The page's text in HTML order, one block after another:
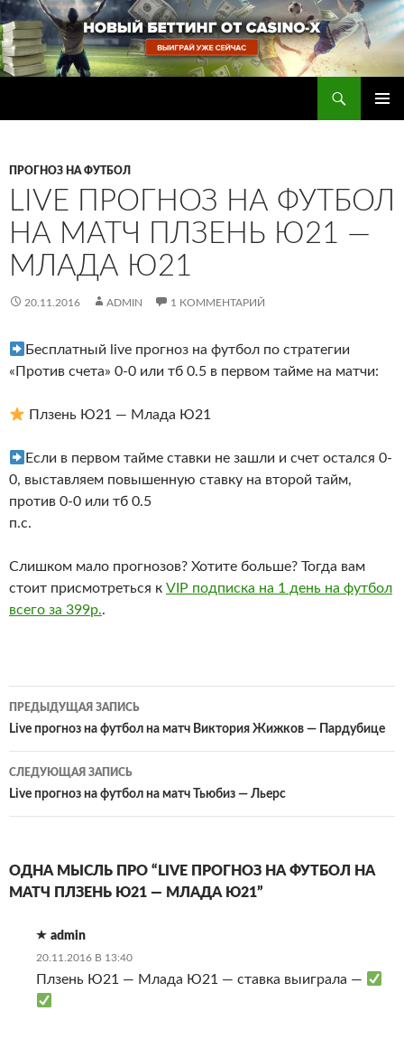
Перейти
к
содержимому
ПРОГНОЗ НА ФУТБОЛ
LIVE ПРОГНОЗ НА ФУТБОЛ
НА МАТЧ ПЛЗЕНЬ Ю21 —
МЛАДА Ю21
20.11.2016 ADMIN 1 КОММЕНТАРИЙ
Бесплатный live прогноз на футбол по стратегии
«Против счета» 0-0 или тб 0.5 в первом тайме на матчи:
Плзень Ю21 — Млада Ю21
Если в первом тайме ставки не зашли и счет остался 0-
0, выставляем повышенную ставку на второй тайм,
против 0-0 или тб 0.5
п.с.
Слишком мало прогнозов? Хотите больше? Тогда вам
стоит присмотреться к VIP подписка на 1 день на футбол
всего за 399р..
Навигация
по
записям
ПРЕДЫДУЩАЯ ЗАПИСЬ
Live прогноз на футбол на матч Виктория Жижков — Пардубице
СЛЕДУЮЩАЯ ЗАПИСЬ
Live прогноз на футбол на матч Тьюбиз — Льерс
ОДНА МЫСЛЬ ПРО “LIVE ПРОГНОЗ НА ФУТБОЛ НА
МАТЧ ПЛЗЕНЬ Ю21 — МЛАДА Ю21”
admin
20.11.2016 В 13:40
Плзень Ю21 — Млада Ю21 — ставка выиграла —